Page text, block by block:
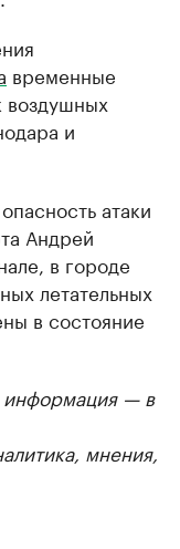
временные
воздушных
и
атаки
Андрей
в городе
летательных
в состояние
информация — в
мнения,